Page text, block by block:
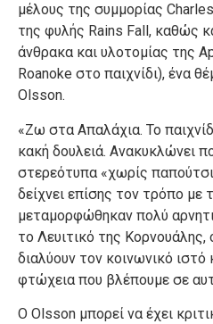
μέλους της συμμορίας
της φυλής Rains Fall, καθώς
άνθρακα και υλοτομίας της
Roanoke στο παιχνίδι), ένα
Olsson.
«Ζω στα Απαλάχια. Το
κακή δουλειά. Ανακυκλώνει
στερεότυπα «χωρίς
δείχνει επίσης τον τρόπο με
μεταμορφώθηκαν πολύ
το Λευιτικό της Κορνουάλης,
διαλύουν τον κοινωνικό
φτώχεια που βλέπουμε σε
Ο Olsson μπορεί να έχει